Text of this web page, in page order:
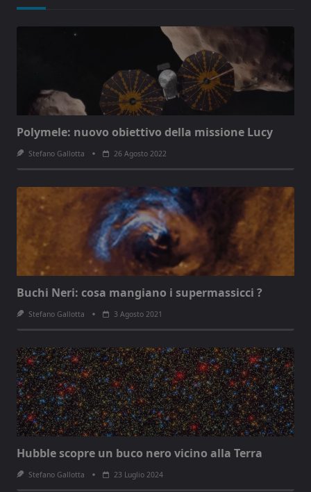
Polymele: nuovo obiettivo della missione Lucy
Stefano Gallotta 26 Agosto 2022
Buchi Neri: cosa mangiano i supermassicci ?
Stefano Gallotta 3 Agosto 2021
Hubble scopre un buco nero vicino alla Terra
Stefano Gallotta 23 Luglio 2024